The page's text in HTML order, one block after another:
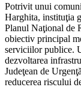
Potrivit unui
Harghita, instituţia
Planul Naţional de
obiectiv principal
serviciilor publice.
dezvoltarea
Judeţean de
reducerea riscului